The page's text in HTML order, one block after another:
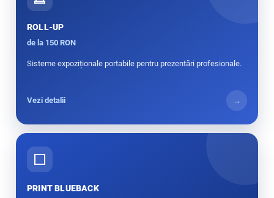
ROLL-UP
de la 150 RON
Sisteme expoziționale portabile pentru prezentări profesionale.
Vezi detalii →
PRINT BLUEBACK